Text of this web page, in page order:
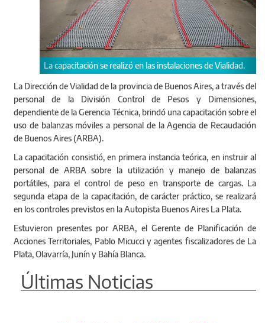
se realizó en las instalaciones de Vialidad.
Las prácticas sobre el
La Dirección de Vialidad de la provincia de Buenos Aires, a través del
personal de la División Control de Pesos y Dimensiones,
dependiente de la Gerencia Técnica, brindó una capacitación sobre el
uso de balanzas móviles a personal de la Agencia de Recaudación
de Buenos Aires (ARBA).
La capacitación consistió, en primera instancia teórica, en instruir al
personal de ARBA sobre la utilización y manejo de balanzas
portátiles, para el control de peso en transporte de cargas. La
segunda etapa de la capacitación, de carácter práctico, se realizará
en los controles previstos en la Autopista Buenos Aires La Plata.
Estuvieron presentes por ARBA, el Gerente de Planificación de
Acciones Territoriales, Pablo Micucci y agentes fiscalizadores de La
Plata, Olavarría, Junín y Bahía Blanca.
Últimas Noticias